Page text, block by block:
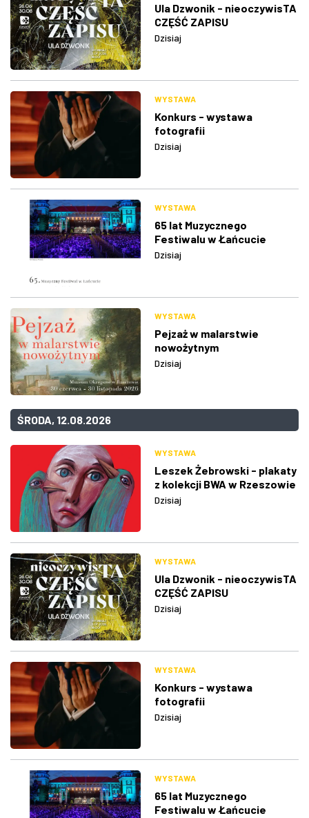
Ula Dzwonik - nieoczywisTA
CZĘŚĆ ZAPISU
Dzisiaj
WYSTAWA
Konkurs - wystawa
fotografii
Dzisiaj
WYSTAWA
65 lat Muzycznego
Festiwalu w Łańcucie
Dzisiaj
WYSTAWA
Pejzaż w malarstwie
nowożytnym
Dzisiaj
ŚRODA, 12.08.2026
WYSTAWA
Leszek Żebrowski - plakaty
z kolekcji BWA w Rzeszowie
Dzisiaj
WYSTAWA
Ula Dzwonik - nieoczywisTA
CZĘŚĆ ZAPISU
Dzisiaj
WYSTAWA
Konkurs - wystawa
fotografii
Dzisiaj
WYSTAWA
65 lat Muzycznego
Festiwalu w Łańcucie